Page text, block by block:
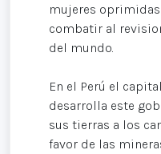
mujeres
combatir al
del mundo.
En el Perú el
desarrolla este
sus tierras a los
favor de las